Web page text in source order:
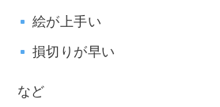
絵が上手い
損切りが早い
など